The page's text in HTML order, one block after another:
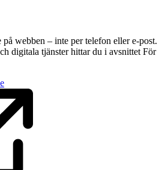
på webben – inte per telefon eller e-post.
digitala tjänster hittar du i avsnittet För